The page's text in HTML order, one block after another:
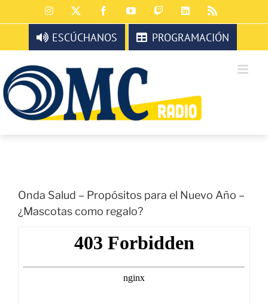
al
contenido
Instagram FacebookYouTubeTwitchLinkedIn
ESCÚCHANOS PROGRAMACIÓN
Onda Salud – Propósitos para el Nuevo Año –
¿Mascotas como regalo?